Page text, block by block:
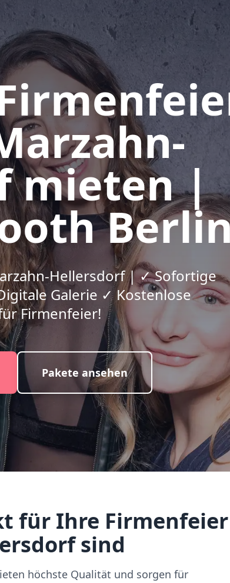
mieten |
Hellersdorf | ✓ Sofortige
Galerie ✓ Kostenlose
Firmenfeier!
Pakete ansehen
für Ihre
sind
höchste Qualität und sorgen für